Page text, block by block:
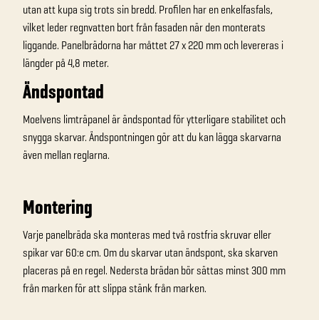
utan att kupa sig trots sin bredd. Profilen har en enkelfasfals,
vilket leder regnvatten bort från fasaden när den monterats
liggande. Panelbrädorna har måttet 27 x 220 mm och levereras i
längder på 4,8 meter.
Ändspontad
Moelvens limträpanel är ändspontad för ytterligare stabilitet och
snygga skarvar. Ändspontningen gör att du kan lägga skarvarna
även mellan reglarna.
Montering
Varje panelbräda ska monteras med två rostfria skruvar eller
spikar var 60:e cm. Om du skarvar utan ändspont, ska skarven
placeras på en regel. Nedersta brädan bör sättas minst 300 mm
från marken för att slippa stänk från marken.